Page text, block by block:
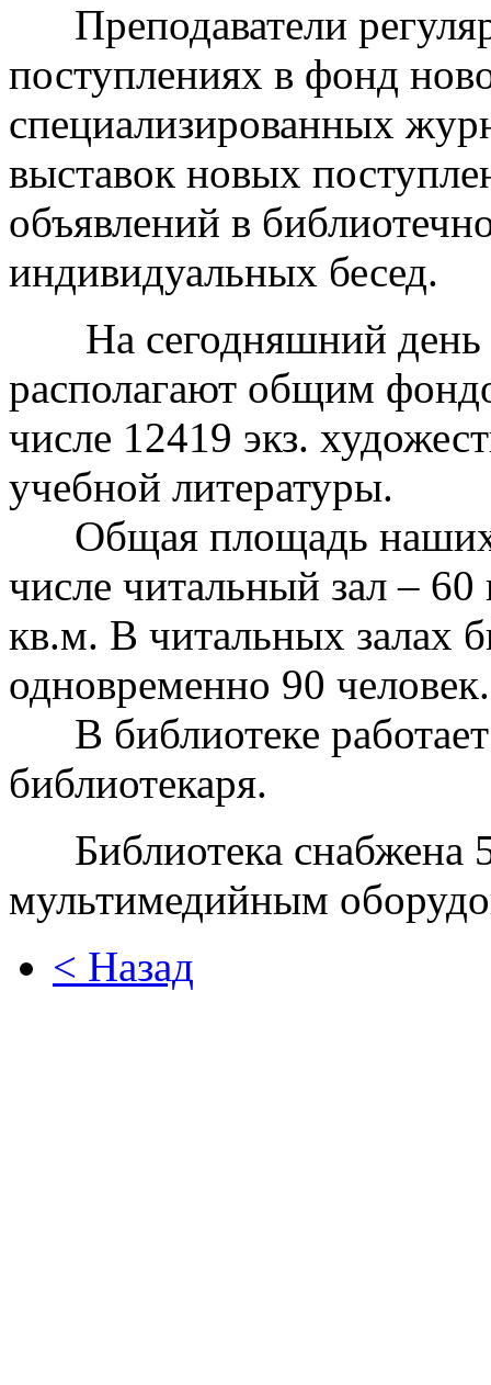
Преподаватели
поступлениях в фонд
специализированных
выставок новых
объявлений в
индивидуальных бесед.
На сегодняшний день
располагают общим
числе 12419 экз.
учебной литературы.
Общая площадь наших
числе читальный зал –
кв.м. В читальных залах
одновременно 90 человек.
В библиотеке работает
библиотекаря.
Библиотека снабжена
мультимедийным
< Назад